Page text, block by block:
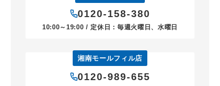
0120-158-380
10:00～19:00 / 定休日：毎週火曜日、水曜日
湘南モールフィル店
0120-989-655